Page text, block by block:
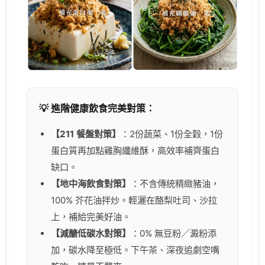
💡 進階健康飲食完美對策：
【211 餐盤對策】
：2份蔬菜、1份全穀，1份
蛋白質再加點雞胸纖維酥，高效率補齊蛋白
缺口。
【地中海飲食對策】
：不含傳統精緻豬油，
100% 芥花油拌炒。輕灑在酪梨吐司、沙拉
上，補給完美好油。
【減醣低碳水對策】
：0% 無豆粉／澱粉添
加，碳水降至極低。下午茶、深夜追劇空嘴